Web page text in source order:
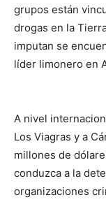
grupos están
drogas en la
imputan se
líder limonero en
A nivel
Los Viagras y a
millones de
conduzca a la
organizaciones